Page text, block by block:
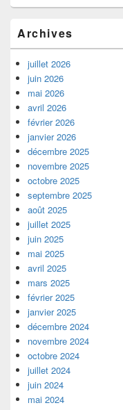
Archives
juillet 2026
juin 2026
mai 2026
avril 2026
février 2026
janvier 2026
décembre 2025
novembre 2025
octobre 2025
septembre 2025
août 2025
juillet 2025
juin 2025
mai 2025
avril 2025
mars 2025
février 2025
janvier 2025
décembre 2024
novembre 2024
octobre 2024
juillet 2024
juin 2024
mai 2024